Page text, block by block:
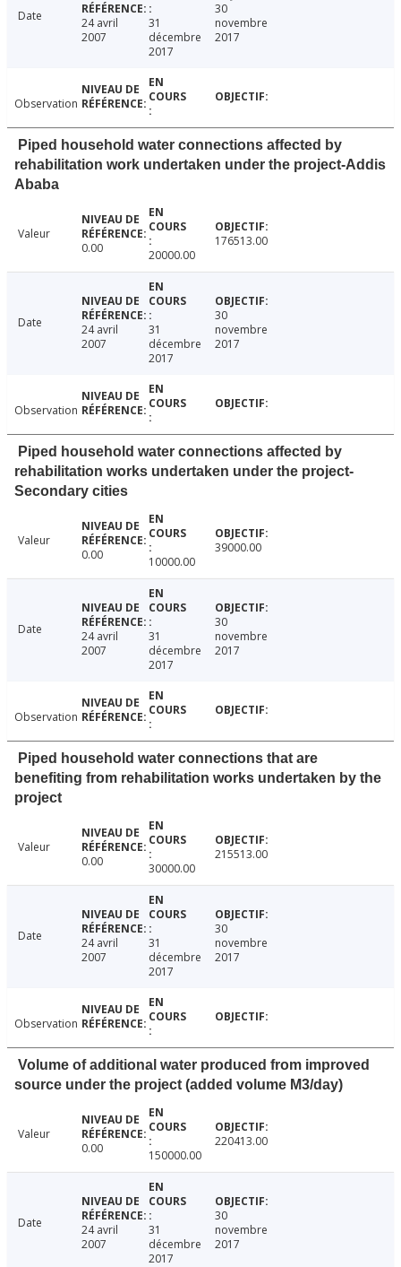
Date
24 avril
2007
31
décembre
2017
30
novembre
2017
Observation
Piped household water connections affected by
rehabilitation work undertaken under the project-Addis
Ababa
Valeur
0.00
20000.00
176513.00
Date
24 avril
2007
31
décembre
2017
30
novembre
2017
Observation
Piped household water connections affected by
rehabilitation works undertaken under the project-
Secondary cities
Valeur
0.00
10000.00
39000.00
Date
24 avril
2007
31
décembre
2017
30
novembre
2017
Observation
Piped household water connections that are
benefiting from rehabilitation works undertaken by the
project
Valeur
0.00
30000.00
215513.00
Date
24 avril
2007
31
décembre
2017
30
novembre
2017
Observation
Volume of additional water produced from improved
source under the project (added volume M3/day)
Valeur
0.00
150000.00
220413.00
Date
24 avril
2007
31
décembre
2017
30
novembre
2017